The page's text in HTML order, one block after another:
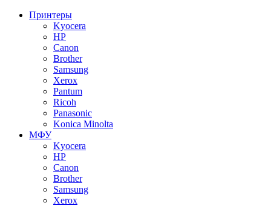
Принтеры
Kyocera
HP
Canon
Brother
Samsung
Xerox
Pantum
Ricoh
Panasonic
Konica Minolta
МФУ
Kyocera
HP
Canon
Brother
Samsung
Xerox